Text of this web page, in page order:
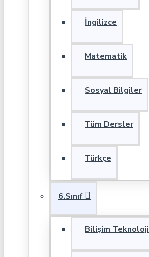
İngilizce
Matematik
Sosyal Bilgiler
Tüm Dersler
Türkçe
6.Sınıf
Bilişim